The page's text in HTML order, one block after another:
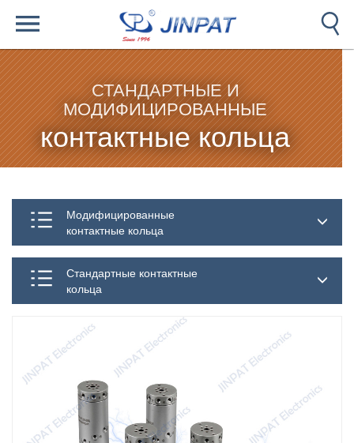
СТАНДАРТНЫЕ И
МОДИФИЦИРОВАННЫЕ
контактные кольца
Модифицированные
контактные кольца
Стандартные контактные
кольца